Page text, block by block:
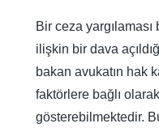
Bir ceza yargılaması
ilişkin bir dava
bakan avukatın hak
faktörlere bağlı
gösterebilmektedir.